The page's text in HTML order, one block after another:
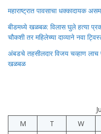
महाराष्ट्रात पावसाचा धक्कादायक
बीडमध्ये खळबळ: विलास घुले हत्या
चौकशी तर महिलेच्या दाव्याने नवा
अंबडचे तहसीलदार विजय चव्हाण
खळबळ
M
T W